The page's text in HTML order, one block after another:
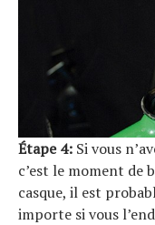
Étape 4: Si vous
c’est le moment de
casque, il est
importe si vous